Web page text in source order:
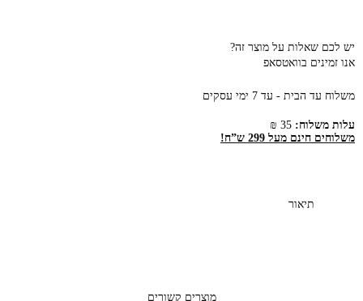
יש לכם שאלות על מוצר זה?
אנו זמינים בוואטסאפ
משלוח עד הבית - עד 7 ימי עסקים
עלות משלוח:
משלוחים חינם מעל 299 ש”ח!
תיאור
מוצרים קשורים